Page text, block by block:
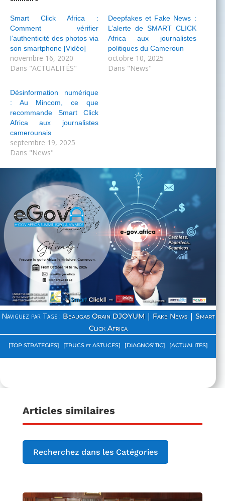
Smart Click Africa :
Comment vérifier
l’authenticité des photos via
son smartphone [Vidéo]
novembre 16, 2020
Dans "ACTUALITÉS"
Deepfakes et Fake News :
L’alerte de SMART CLICK
Africa aux journalistes
politiques du Cameroun
octobre 10, 2025
Dans "News"
Désinformation numérique
: Au Mincom, ce que
recommande Smart Click
Africa aux journalistes
camerounais
septembre 19, 2025
Dans "News"
Naviguez par Tags : Beaugas Orain DJOYUM| Fake News| Smart
Click Africa
[TOP STRATEGIES] [TRUCS et ASTUCES] [DIAGNOS’TIC] [ACTUALITES]
Articles similaires
Recherchez dans les Catégories